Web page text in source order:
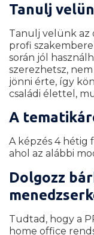
Tanulj
Tanulj velünk az
profi
során jól
szerezhetsz,
jönni érte, így
családi élettel,
A
A képzés 4 hétig
ahol az alábbi
Dolgozz
Tudtad, hogy a
home office